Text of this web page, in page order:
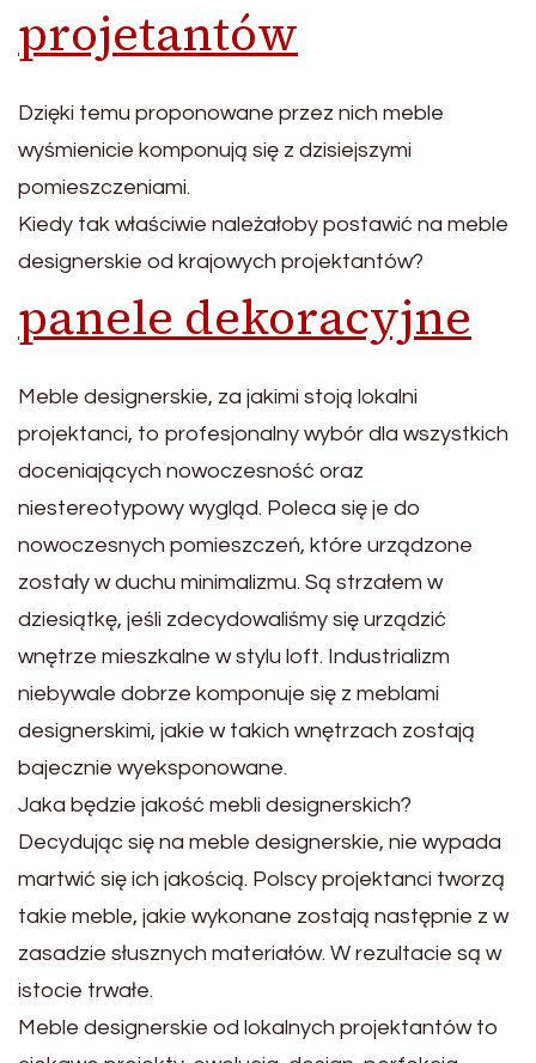
projetantów
Dzięki temu proponowane przez nich meble
wyśmienicie komponują się z dzisiejszymi
pomieszczeniami.
Kiedy tak właściwie należałoby postawić na meble
designerskie od krajowych projektantów?
panele dekoracyjne
Meble designerskie, za jakimi stoją lokalni
projektanci, to profesjonalny wybór dla wszystkich
doceniających nowoczesność oraz
niestereotypowy wygląd. Poleca się je do
nowoczesnych pomieszczeń, które urządzone
zostały w duchu minimalizmu. Są strzałem w
dziesiątkę, jeśli zdecydowaliśmy się urządzić
wnętrze mieszkalne w stylu loft. Industrializm
niebywale dobrze komponuje się z meblami
designerskimi, jakie w takich wnętrzach zostają
bajecznie wyeksponowane.
Jaka będzie jakość mebli designerskich?
Decydując się na meble designerskie, nie wypada
martwić się ich jakością. Polscy projektanci tworzą
takie meble, jakie wykonane zostają następnie z w
zasadzie słusznych materiałów. W rezultacie są w
istocie trwałe.
Meble designerskie od lokalnych projektantów to